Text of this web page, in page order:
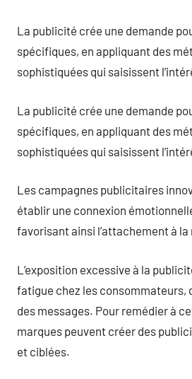
La publicité crée une demande
spécifiques, en appliquant des
sophistiquées qui saisissent
La publicité crée une demande
spécifiques, en appliquant des
sophistiquées qui saisissent
Les campagnes publicitaires
établir une connexion
favorisant ainsi l’attachement à la
L’exposition excessive à la
fatigue chez les consommateurs,
des messages. Pour remédier à
marques peuvent créer des
et ciblées.